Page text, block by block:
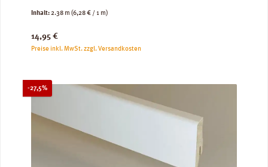
Inhalt:2.38 m (6,28 € / 1 m)
Regulärer Preis:
14,95 €
Preise inkl. MwSt. zzgl. Versandkosten
-27,5%Rabatt